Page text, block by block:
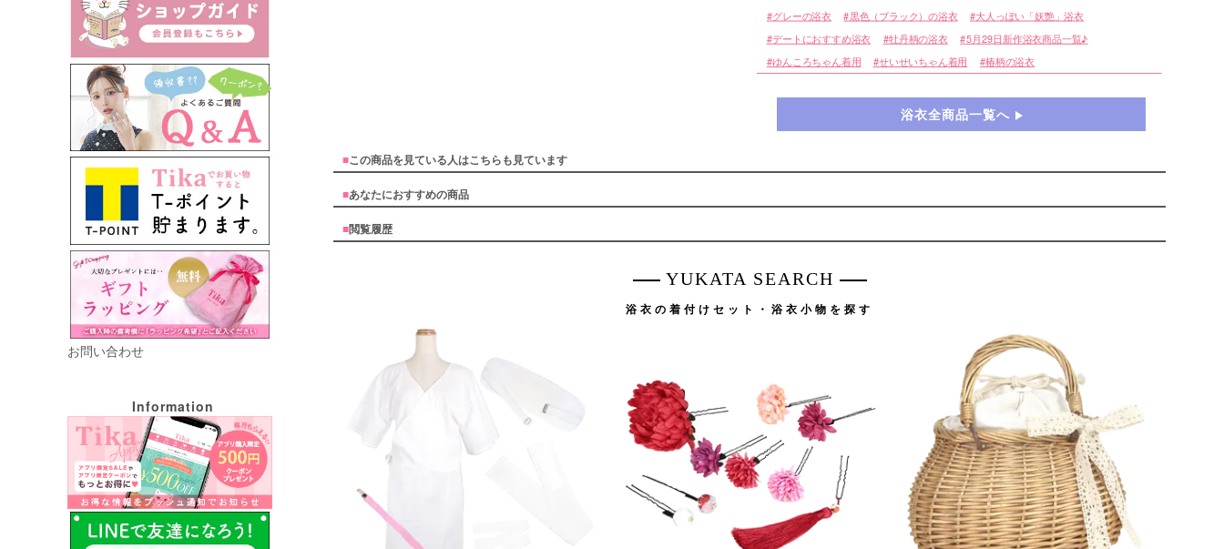
お問い合わせ
Information
グレーの浴衣 黒色（ブラック）の浴衣 大人っぽい「妖艶」浴衣
デートにおすすめ浴衣 牡丹柄の浴衣
5月29日新作浴衣商品一覧♪
ゆんころちゃん着用
せいせいちゃん着用 椿柄の浴衣
浴衣全商品一覧へ
■この商品を見ている人はこちらも見ています
■あなたにおすすめの商品
■閲覧履歴
YUKATA SEARCH
浴衣の着付けセット・浴衣小物を探す